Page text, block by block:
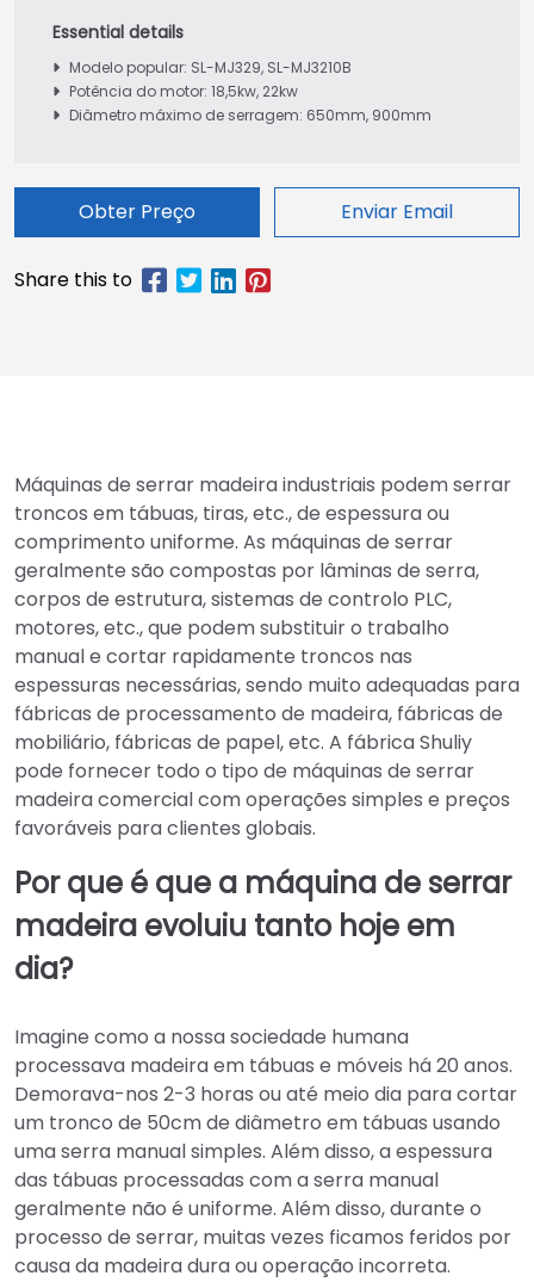
Modelo popular: SL-MJ329, SL-MJ3210B
Potência do motor: 18,5kw, 22kw
Diâmetro máximo de serragem: 650mm, 900mm
Obter Preço Enviar Email
Máquinas de serrar madeira industriais podem serrar
troncos em tábuas, tiras, etc., de espessura ou
comprimento uniforme. As máquinas de serrar
geralmente são compostas por lâminas de serra,
corpos de estrutura, sistemas de controlo PLC,
motores, etc., que podem substituir o trabalho
manual e cortar rapidamente troncos nas
espessuras necessárias, sendo muito adequadas para
fábricas de processamento de madeira, fábricas de
mobiliário, fábricas de papel, etc. A fábrica Shuliy
pode fornecer todo o tipo de máquinas de serrar
madeira comercial com operações simples e preços
favoráveis para clientes globais.
Por que é que a máquina de serrar
madeira evoluiu tanto hoje em
dia?
Imagine como a nossa sociedade humana
processava madeira em tábuas e móveis há 20 anos.
Demorava-nos 2-3 horas ou até meio dia para cortar
um tronco de 50cm de diâmetro em tábuas usando
uma serra manual simples. Além disso, a espessura
das tábuas processadas com a serra manual
geralmente não é uniforme. Além disso, durante o
processo de serrar, muitas vezes ficamos feridos por
causa da madeira dura ou operação incorreta.